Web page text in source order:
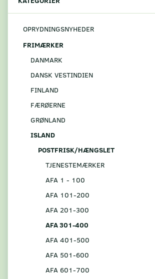
OPRYDNINGSNYHEDER
FRIMÆRKER
DANMARK
DANSK VESTINDIEN
FINLAND
FÆRØERNE
GRØNLAND
ISLAND
POSTFRISK/HÆNGSLET
TJENESTEMÆRKER
AFA 1 - 100
AFA 101-200
AFA 201-300
AFA 301-400
AFA 401-500
AFA 501-600
AFA 601-700